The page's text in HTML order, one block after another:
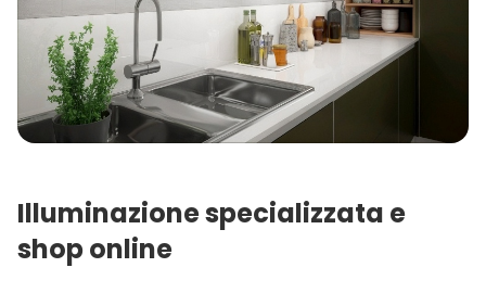
Illuminazione specializzata e
shop online